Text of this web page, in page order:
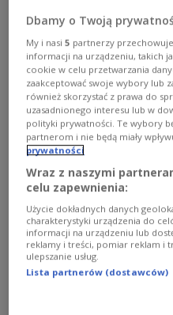
Przywracanie
Dbamy o Twoją
My i nasi5 partnerzy
informacji na urządzeniu, takich
cookie w celu przetwarzania
zaakceptować swoje wybory lub
również skorzystać z prawa do
uzasadnionego interesu lub w
polityki prywatności. Te wybory
partnerom i nie będą miały
prywatności
Wraz z naszymi
celu zapewnienia:
Użycie dokładnych danych
charakterystyki urządzenia do
informacji na urządzeniu lub
reklamy i treści, pomiar reklam i
ulepszanie usług.
Lista partnerów (dostawców)